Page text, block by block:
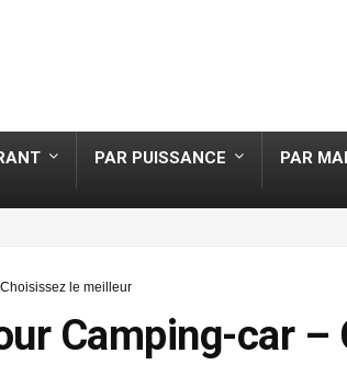
PAR PUISSANCE PAR
le meilleur
Camping-car –